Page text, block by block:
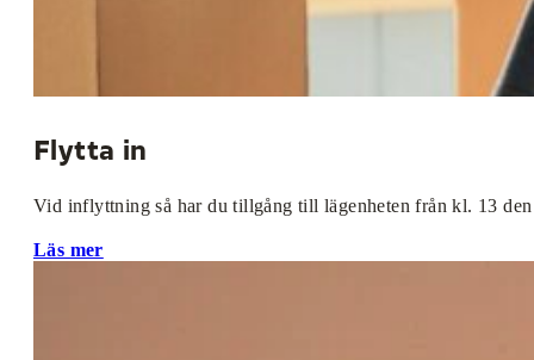
Flytta in
Vid inflyttning så har du tillgång till lägenheten från kl. 13
Läs mer